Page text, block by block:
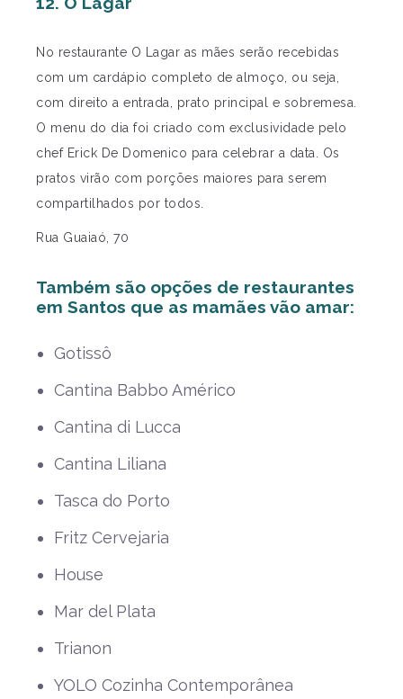
No restaurante O Lagar as mães serão recebidas
com um cardápio completo de almoço, ou seja,
com direito a entrada, prato principal e sobremesa.
O menu do dia foi criado com exclusividade pelo
chef Erick De Domenico para celebrar a data. Os
pratos virão com porções maiores para serem
compartilhados por todos.
Rua Guaiaó, 70
Também são opções de restaurantes
em Santos que as mamães vão amar:
Gotissô
Cantina Babbo Américo
Cantina di Lucca
Cantina Liliana
Tasca do Porto
Fritz Cervejaria
House
Mar del Plata
Trianon
YOLO Cozinha Contemporânea